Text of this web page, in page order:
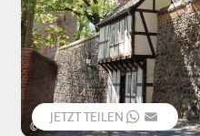
© Chris Thaet
JETZT TEILEN WHATSAPP
EMAIL